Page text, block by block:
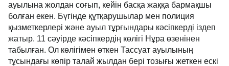
ауылына жолдан соғып, кейін басқа жаққа бармақшы
болған екен. Бүгінде құтқарушылар мен полиция
қызметкерлері және ауыл тұрғындары кәсіпкерді іздеп
жатыр. 11 сәуірде кәсіпкердің көлігі Нұра өзенінен
табылған. Ол көлігімен өткен Тассуат ауылының
тұсындағы көпір талай жылдан бері тозығы жеткен ескі